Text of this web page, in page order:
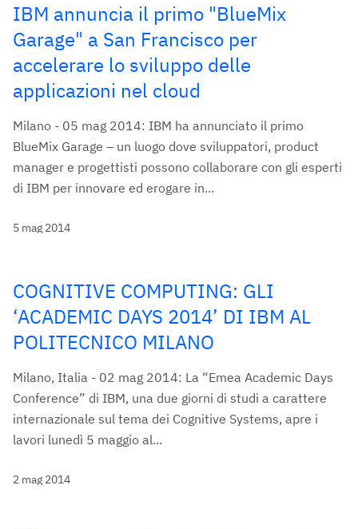
IBM annuncia il primo "BlueMix
Garage" a San Francisco per
accelerare lo sviluppo delle
applicazioni nel cloud
Milano - 05 mag 2014: IBM ha annunciato il primo
BlueMix Garage – un luogo dove sviluppatori, product
manager e progettisti possono collaborare con gli esperti
di IBM per innovare ed erogare in...
5 mag 2014
COGNITIVE COMPUTING: GLI
‘ACADEMIC DAYS 2014’ DI IBM AL
POLITECNICO MILANO
Milano, Italia - 02 mag 2014: La “Emea Academic Days
Conference” di IBM, una due giorni di studi a carattere
internazionale sul tema dei Cognitive Systems, apre i
lavori lunedì 5 maggio al...
2 mag 2014